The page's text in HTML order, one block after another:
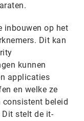
inbouwen op het
Dit kan
kunnen
applicaties
en welke ze
consistent beleid
stelt de it-